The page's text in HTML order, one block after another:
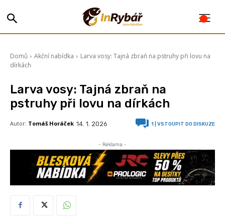
Domů Akční nabídka
Larva vosy: Tajná zbraň na pstruhy při lovu na
dírkách
Larva vosy: Tajná zbraň na
pstruhy při lovu na dírkách
Autor: Tomáš Horáček 14. 1. 2026 1 | VSTOUPIT DO DISKUZE
- Reklama -